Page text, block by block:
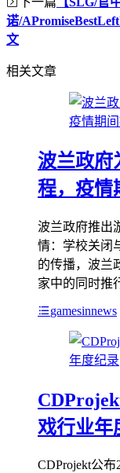
诺/
文
相关文章
波兰政府
程，疫情
波兰政府推出
情：学校关闭
的传播，波兰
家中的同时推
gamesinnews
戏行业年
CDProjekt公布